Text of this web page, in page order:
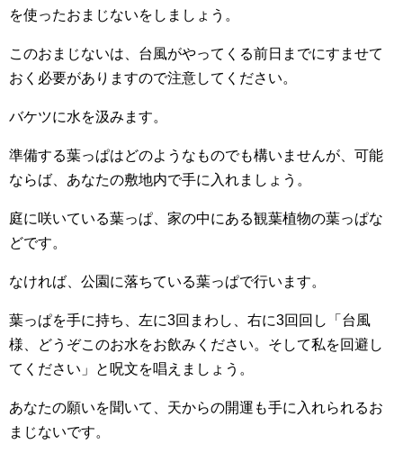
を使ったおまじないをしましょう。
このおまじないは、台風がやってくる前日までにすませて
おく必要がありますので注意してください。
バケツに水を汲みます。
準備する葉っぱはどのようなものでも構いませんが、可能
ならば、あなたの敷地内で手に入れましょう。
庭に咲いている葉っぱ、家の中にある観葉植物の葉っぱな
どです。
なければ、公園に落ちている葉っぱで行います。
葉っぱを手に持ち、左に3回まわし、右に3回回し「台風
様、どうぞこのお水をお飲みください。そして私を回避し
てください」と呪文を唱えましょう。
あなたの願いを聞いて、天からの開運も手に入れられるお
まじないです。